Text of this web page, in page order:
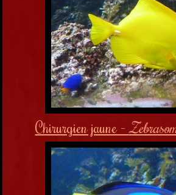
Chirurgien jaune -